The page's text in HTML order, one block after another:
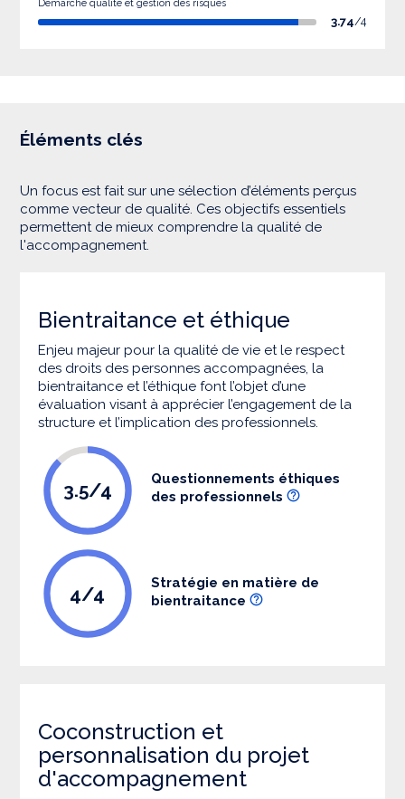
Démarche qualité et gestion des risques
3.74/4
Éléments clés
Un focus est fait sur une sélection d’éléments perçus
comme vecteur de qualité. Ces objectifs essentiels
permettent de mieux comprendre la qualité de
l'accompagnement.
Bientraitance et éthique
Enjeu majeur pour la qualité de vie et le respect
des droits des personnes accompagnées, la
bientraitance et l’éthique font l’objet d’une
évaluation visant à apprécier l’engagement de la
structure et l’implication des professionnels.
3.5/4
Questionnements éthiques
des professionnels
4/4
Stratégie en matière de
bientraitance
Coconstruction et
personnalisation du projet
d'accompagnement